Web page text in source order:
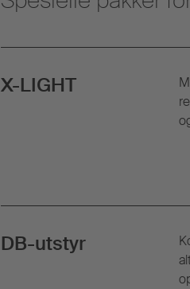
X-LIGHT
DB-utstyr